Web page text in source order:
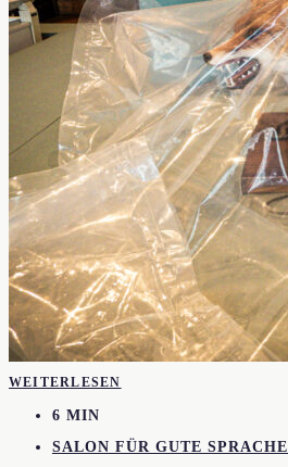
WEITERLESEN
6 MIN
SALON FÜR GUTE SPRACHE